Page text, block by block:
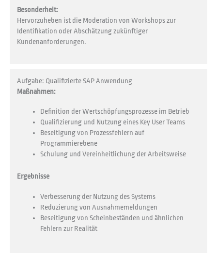
Besonderheit:
Hervorzuheben ist die Moderation von Workshops zur
Identifikation oder Abschätzung zukünftiger
Kundenanforderungen.
Aufgabe: Qualifizierte SAP Anwendung
Maßnahmen:
Definition der Wertschöpfungsprozesse im Betrieb
Qualifizierung und Nutzung eines Key User Teams
Beseitigung von Prozessfehlern auf
Programmierebene
Schulung und Vereinheitlichung der Arbeitsweise
Ergebnisse
Verbesserung der Nutzung des Systems
Reduzierung von Ausnahmemeldungen
Beseitigung von Scheinbeständen und ähnlichen
Fehlern zur Realität